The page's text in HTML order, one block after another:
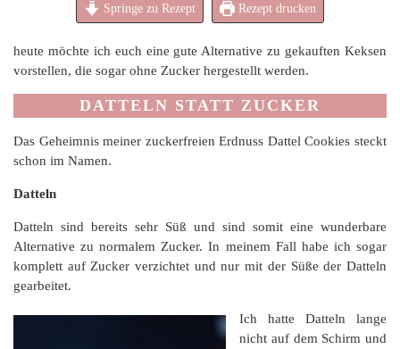
Springe zu Rezept Rezept drucken
heute möchte ich euch eine gute Alternative zu gekauften Keksen
vorstellen, die sogar ohne Zucker hergestellt werden.
DATTELN STATT ZUCKER
Das Geheimnis meiner zuckerfreien Erdnuss Dattel Cookies steckt
schon im Namen.
Datteln
Datteln sind bereits sehr Süß und sind somit eine wunderbare
Alternative zu normalem Zucker. In meinem Fall habe ich sogar
komplett auf Zucker verzichtet und nur mit der Süße der Datteln
gearbeitet.
Ich hatte Datteln lange
nicht auf dem Schirm und